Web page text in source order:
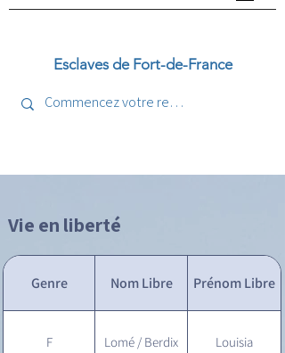
Esclaves de Fort-de-France
Vie en liberté
Genre Nom Libre Prénom Libre
F Lomé / Berdix Louisia